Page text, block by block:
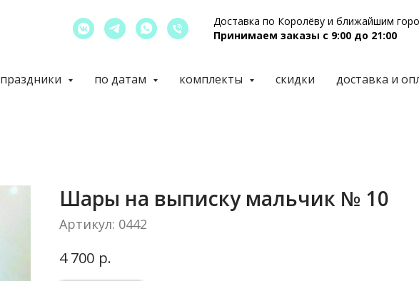
Доставка по Королёву и ближайшим
Принимаем заказы с 9:00 до 21:00
праздники по датам комплекты скидки доставка и
Шары на выписку мальчик № 10
Артикул: 0442
4 700 р.